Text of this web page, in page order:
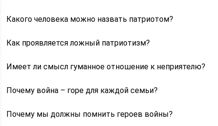
Какого человека можно назвать патриотом?
Как проявляется ложный патриотизм?
Имеет ли смысл гуманное отношение к неприятелю?
Почему война – горе для каждой семьи?
Почему мы должны помнить героев войны?